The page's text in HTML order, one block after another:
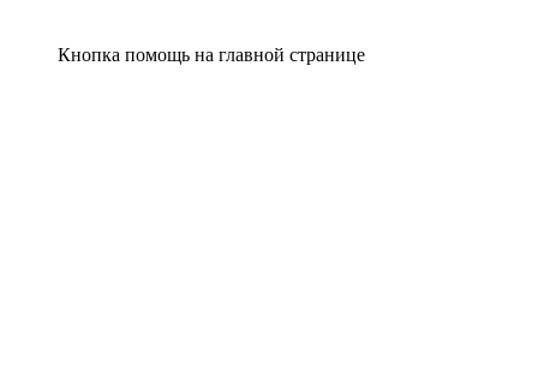
Кнопка помощь на главной странице